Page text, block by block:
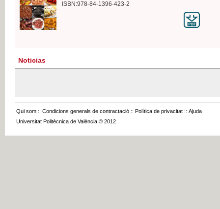
ISBN:978-84-1396-423-2
Noticias
Qui som :: Condicions generals de contractació :: Política de privacitat :: Ajuda
Universitat Politècnica de València © 2012